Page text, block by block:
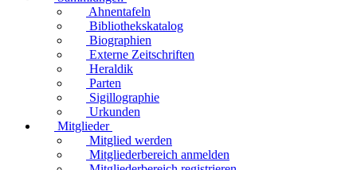
Ahnentafeln
Bibliothekskatalog
Biographien
Externe Zeitschriften
Heraldik
Parten
Sigillographie
Urkunden
Mitglieder
Mitglied werden
Mitgliederbereich anmelden